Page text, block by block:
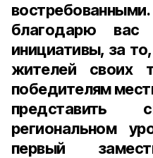
благодарю
инициативы, за
жителей своих
победителям
региональном
первый